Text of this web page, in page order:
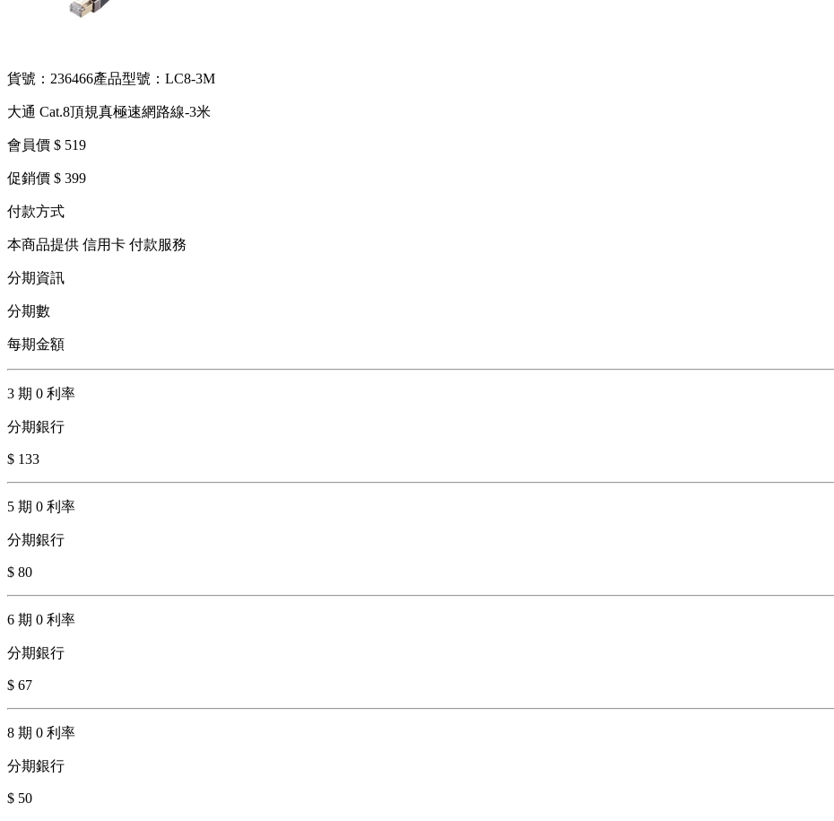
貨號：236466產品型號：LC8-3M
大通 Cat.8頂規真極速網路線-3米
會員價 $ 519
促銷價 $ 399
付款方式
本商品提供 信用卡 付款服務
分期資訊
分期數
每期金額
3 期 0 利率
分期銀行
$ 133
5 期 0 利率
分期銀行
$ 80
6 期 0 利率
分期銀行
$ 67
8 期 0 利率
分期銀行
$ 50